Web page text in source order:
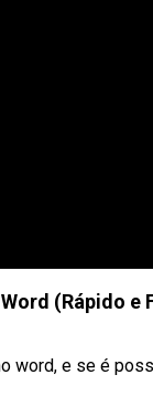
(Rápido e
word, e se é